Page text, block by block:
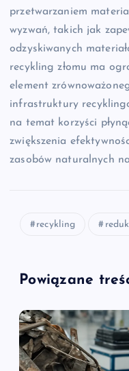
przetwarzaniem
wyzwań, takich jak
odzyskiwanych
recykling złomu ma
element
infrastruktury
na temat korzyści
zwiększenia
zasobów naturalnych na
recykling
Powiązane